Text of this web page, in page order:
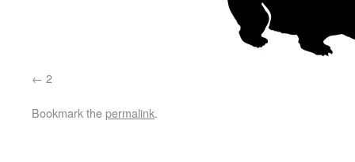
2
Bookmark thepermalink.